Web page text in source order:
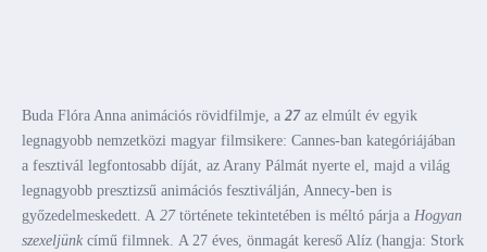
Buda Flóra Anna animációs rövidfilmje, a 27az elmúlt év egyik
legnagyobb nemzetközi magyar filmsikere: Cannes-ban kategóriájában
a fesztivál legfontosabb díját, az Arany Pálmát nyerte el, majd a világ
legnagyobb presztizsű animációs fesztiválján, Annecy-ben is
győzedelmeskedett. A 27 története tekintetében is méltó párja a Hogyan
szexeljünk című filmnek. A 27 éves, önmagát kereső Alíz (hangja: Stork